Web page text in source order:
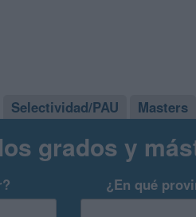
Selectividad/PAU Masters
grados y
¿En qué